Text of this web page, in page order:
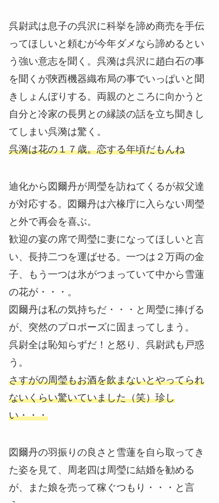
呉尉武は息子の呉沢に科挙を諦め商売を手伝
ってほしいと頼むが今年ダメなら諦めるとい
う強い意志を聞く。呉漪は呉沢に趙白石の事
を聞くが陝西機器織布局の事でいっぱいと聞
きしょんぼりする。両親のところに向かうと
自分と冷家の長男との縁談の話を立ち聞きし
てしまい呉漪は驚く。
呉漪は花の１７歳。恋する年頃だもんね
迪化から図爾丹が周瑩を訪ねてくるが叔父達
が対応する。図爾丹は六椽庁に入らない周瑩
と外で再会を喜ぶ。
歓迎の宴の席で周瑩に妻になってほしいと言
い、長持二つを運ばせる。一つは２万両の金
子、もう一つは氷がつまっていて中から雪蓮
の花が・・・。
図爾丹は私の気持ちだ・・・と周瑩に捧げる
が、突然のプロポーズに固まってしまう。
呉尉全は恥知らずだ！と怒り、呉尉武も戸惑
う。
さすがの周瑩もお酒を飲まないとやってられ
ないくらい驚いていました（笑）珍し
い・・・
図爾丹の羽振りの良さと雪蓮を自ら取ってき
た姿を見て、周老四は周瑩に結婚を勧める
が、また娘を売って稼ぐつもり・・・と言